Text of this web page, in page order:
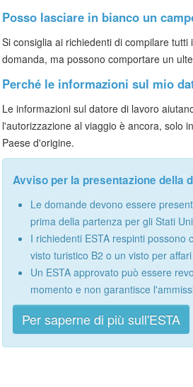
Posso lasciare in bianco un
Si consiglia ai richiedenti di compilare
domanda, ma possono comportare un
Perché le informazioni sul mio
Le informazioni sul datore di lavoro
l'autorizzazione al viaggio è ancora, solo
Paese d'origine.
Avviso per la presentazione della
Le domande devono essere
prima della partenza per gli Stati
I richiedenti ESTA respinti possono
visto turistico B2 o un visto per
Un ESTA approvato può essere
momento e non garantisce
Per saperne di più sull'ESTA